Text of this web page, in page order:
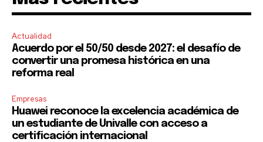
Actualidad
Acuerdo por el 50/50 desde 2027: el desafío de
convertir una promesa histórica en una
reforma real
Empresas
Huawei reconoce la excelencia académica de
un estudiante de Univalle con acceso a
certificación internacional